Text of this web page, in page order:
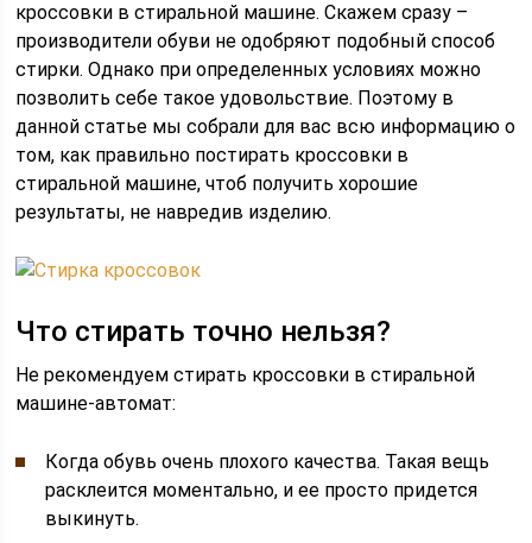
кроссовки в стиральной машине. Скажем сразу –
производители обуви не одобряют подобный способ
стирки. Однако при определенных условиях можно
позволить себе такое удовольствие. Поэтому в
данной статье мы собрали для вас всю информацию о
том, как правильно постирать кроссовки в
стиральной машине, чтоб получить хорошие
результаты, не навредив изделию.
Что стирать точно нельзя?
Не рекомендуем стирать кроссовки в стиральной
машине-автомат:
Когда обувь очень плохого качества. Такая вещь
расклеится моментально, и ее просто придется
выкинуть.